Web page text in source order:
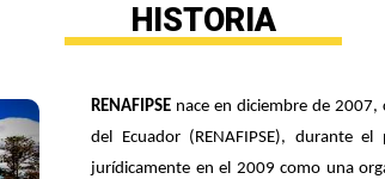
HISTORIA
RENAFIPSE nace en diciembre de 2007,
del Ecuador (RENAFIPSE), durante
jurídicamente en el 2009 como una